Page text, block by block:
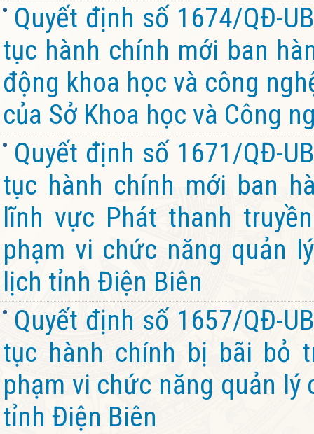
Quyết định số 1674/QĐ-
tục hành chính mới ban
động khoa học và công
của Sở Khoa học và Công
Quyết định số 1671/QĐ-
tục hành chính mới ban
lĩnh vực Phát thanh
phạm vi chức năng quản
lịch tỉnh Điện Biên
Quyết định số 1657/QĐ-
tục hành chính bị bãi bỏ
phạm vi chức năng quản
tỉnh Điện Biên